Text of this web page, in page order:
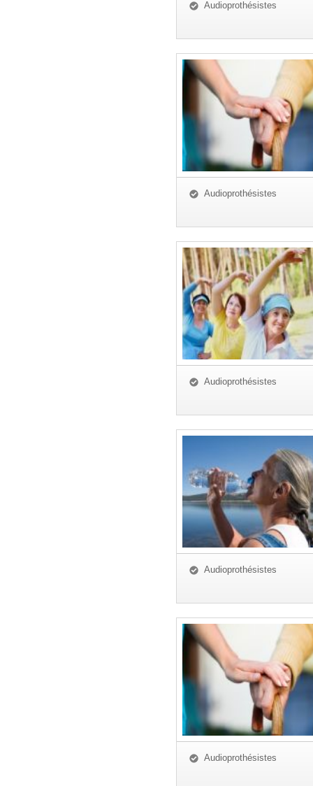
Audioprothésistes
Audioprothésistes
Audioprothésistes
Audioprothésistes
Audioprothésistes